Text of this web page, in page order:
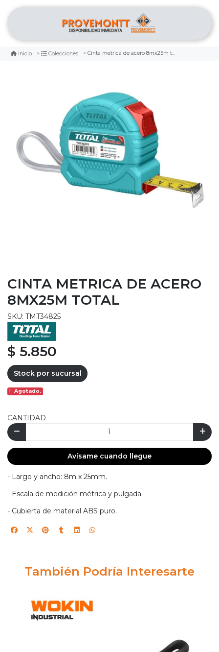
Inicio Colecciones Cinta metrica de acero 8mx25m total
CINTA METRICA DE ACERO
8MX25M TOTAL
SKU: TMT34825
$ 5.850
Stock por sucursal
Agotado.
CANTIDAD
Avísame cuando llegue
- Largo y ancho: 8m x 25mm.
- Escala de medición métrica y pulgada.
- Cubierta de material ABS puro.
También Podría Interesarte